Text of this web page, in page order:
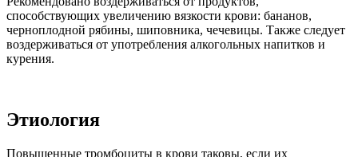
способствующих увеличению вязкости крови: бананов,
черноплодной рябины, шиповника, чечевицы. Также следует
воздерживаться от употребления алкогольных напитков и
курения.
Этиология
Повышенные тромбоциты в крови таковы, если их